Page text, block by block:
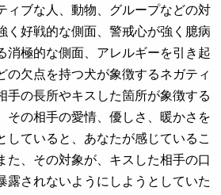
ィブな人、動物、グループなどの対
く好戦的な側面、警戒心が強く臆病
消極的な側面、アレルギーを引き起
の欠点を持つ犬が象徴するネガティ
手の長所やキスした箇所が象徴する
その相手の愛情、優しさ、暖かさを
していると、あなたが感じているこ
た、その対象が、キスした相手の口
露されないようにしようとしていた